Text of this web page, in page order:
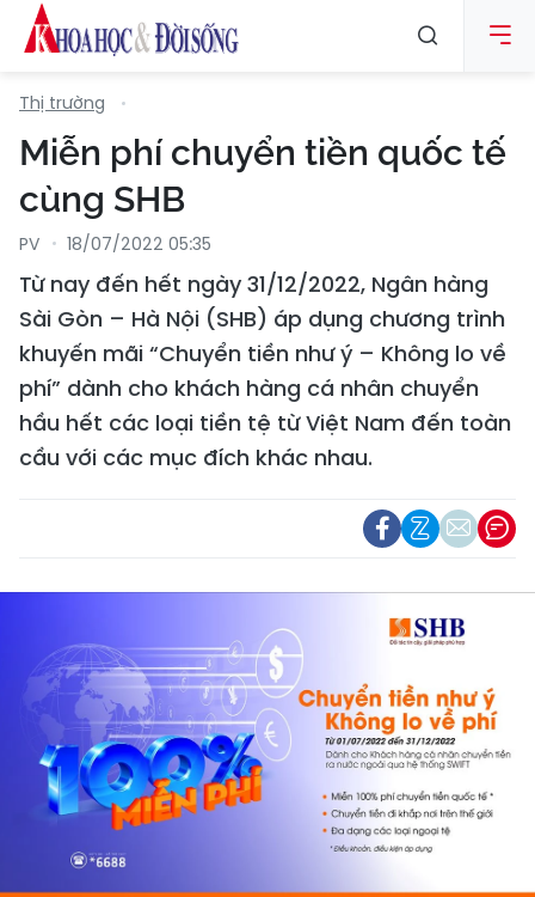
Thị trường
Miễn phí chuyển tiền quốc tế
cùng SHB
PV 18/07/2022 05:35
Từ nay đến hết ngày 31/12/2022, Ngân hàng
Sài Gòn – Hà Nội (SHB) áp dụng chương trình
khuyến mãi “Chuyển tiền như ý – Không lo về
phí” dành cho khách hàng cá nhân chuyển
hầu hết các loại tiền tệ từ Việt Nam đến toàn
cầu với các mục đích khác nhau.